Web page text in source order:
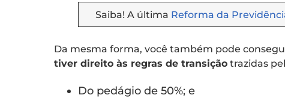
Saiba! A última Reforma da
Da mesma forma, você também pode
tiver direito às regras de transiçãotrazidas
Do pedágio de 50%; e